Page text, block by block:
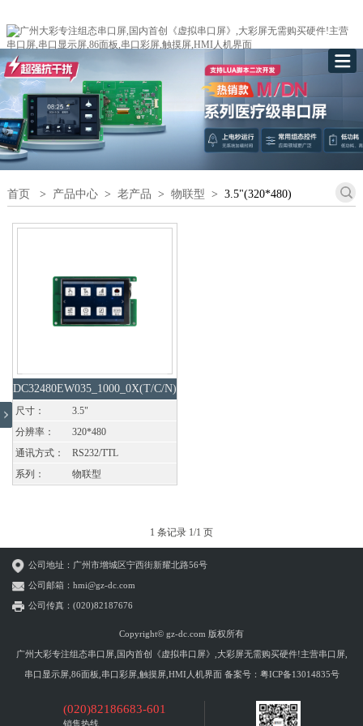
首页 > 产品中心> 老产品 > 物联型 > 3.5"(320*480)
DC32480EW035_1000_0X(T/C/N)
3.5"
尺寸：
320*480
分辨率：
RS232/TTL
通讯方式：
物联型
系列：
1 条记录 1/1 页
公司地址：广州市增城区宁西街新耀北路56号
公司邮箱：hmi@gz-dc.com
公司传真：(020)82187676
Copyright© gz-dc.com 版权所有
广州大彩专注组态串口屏,国内首创《虚拟串口屏》,大彩屏无需购买硬件!主营串口屏,
串口显示屏,86面板,串口彩屏,触摸屏,HMI人机界面 备案号： 粤ICP备13014835号
(020)82186683-601
销售热线